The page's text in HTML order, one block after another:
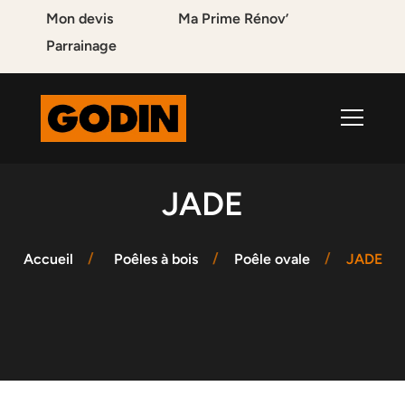
Mon devis
Ma Prime Rénov’
Parrainage
JADE
Accueil Poêles à bois Poêle ovale JADE